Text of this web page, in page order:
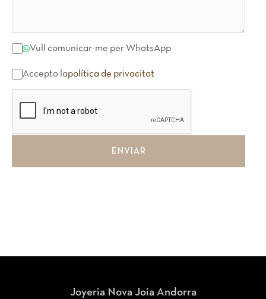
Vull comunicar-me per WhatsApp
Accepto lapolítica de privacitat
ENVIAR
Joyeria Nova Joia Andorra